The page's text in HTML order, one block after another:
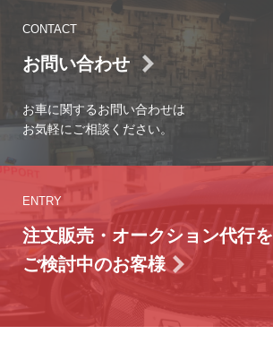
CONTACT
お問い合わせ
お車に関するお問い合わせは
お気軽にご相談ください。
ENTRY
注文販売・オークション代行を
ご検討中のお客様